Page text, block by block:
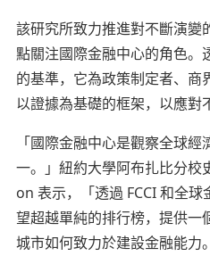
該研究所致力推進對不斷演變
點關注國際金融中心的角色。
的基準，它為政策制定者、商
以證據為基礎的框架，以應對
「國際金融中心是觀察全球
一。」紐約大學阿布扎比分校
on 表示，「透過 FCCI 和全
望超越單純的排行榜，提供一
城市如何致力於建設金融能力